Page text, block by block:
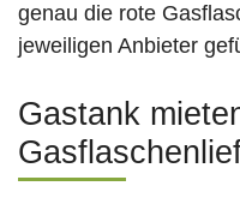
genau die rote
jeweiligen Anbieter
Gastank